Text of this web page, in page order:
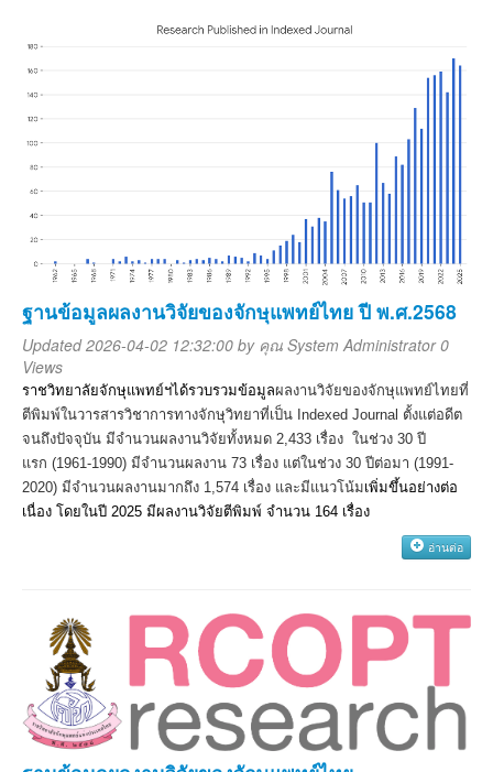
ฐานข้อมูลผลงานวิจัยของจักษุแพทย์ไทย ปี พ.ศ.2568
Updated 2026-04-02 12:32:00 by คุณ System Administrator0
Views
ราชวิทยาลัยจักษุแพทย์ฯได้รวบรวมข้อมูลผลงานวิจัยของจักษุแพทย์ไทยที่
ตีพิมพ์ในวารสารวิชาการทางจักษุวิทยาที่เป็น Indexed Journal ตั้งแต่อดีต
จนถึงปัจจุบัน มีจำนวนผลงานวิจัยทั้งหมด 2,433 เรื่อง ในช่วง 30 ปี
แรก (1961-1990) มีจำนวนผลงาน 73 เรื่อง แต่ในช่วง 30 ปีต่อมา (1991-
2020) มีจำนวนผลงานมากถึง 1,574 เรื่อง และมีแนวโน้มเพิ่มขึ้นอย่างต่อ
เนื่อง โดยในปี 2025 มีผลงานวิจัยตีพิมพ์ จำนวน 164 เรื่อง
อ่านต่อ